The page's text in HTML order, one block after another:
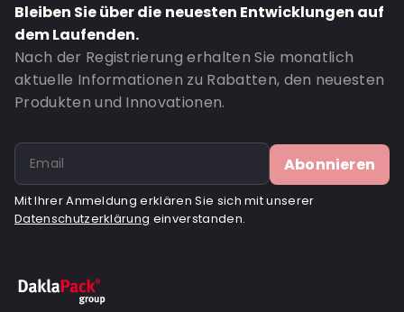
Content in ml: 3000
Header: 30
Bottom gusset: 65
Valve: Mit Ventil
Bleiben Sie über die neuesten Entwicklungen auf
dem Laufenden.
Nach der Registrierung erhalten Sie monatlich
aktuelle Informationen zu Rabatten, den neuesten
Produkten und Innovationen.
Abonnieren
Mit Ihrer Anmeldung erklären Sie sich mit unserer
Datenschutzerklärung einverstanden.